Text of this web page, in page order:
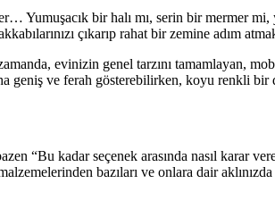
Yumuşacık bir halı mı, serin bir mermer
çıkarıp rahat bir zemine adım
evinizin genel tarzını tamamlayan,
geniş ve ferah gösterebilirken, koyu renkli
“Bu kadar seçenek arasında nasıl karar
bazıları ve onlara dair